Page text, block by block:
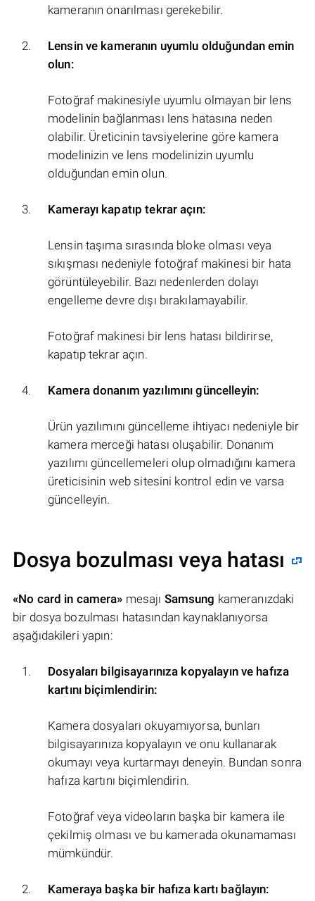
kameranın onarılması gerekebilir.
Lensin ve kameranın uyumlu olduğundan emin
olun:
Fotoğraf makinesiyle uyumlu olmayan bir lens
modelinin bağlanması lens hatasına neden
olabilir. Üreticinin tavsiyelerine göre kamera
modelinizin ve lens modelinizin uyumlu
olduğundan emin olun.
Kamerayı kapatıp tekrar açın:
Lensin taşıma sırasında bloke olması veya
sıkışması nedeniyle fotoğraf makinesi bir hata
görüntüleyebilir. Bazı nedenlerden dolayı
engelleme devre dışı bırakılamayabilir.
Fotoğraf makinesi bir lens hatası bildirirse,
kapatıp tekrar açın.
Kamera donanım yazılımını güncelleyin:
Ürün yazılımını güncelleme ihtiyacı nedeniyle bir
kamera merceği hatası oluşabilir. Donanım
yazılımı güncellemeleri olup olmadığını kamera
üreticisinin web sitesini kontrol edin ve varsa
güncelleyin.
Dosya bozulması veya hatası
«No card in camera» mesajı Samsung kameranızdaki
bir dosya bozulması hatasından kaynaklanıyorsa
aşağıdakileri yapın:
Dosyaları bilgisayarınıza kopyalayın ve hafıza
kartını biçimlendirin:
Kamera dosyaları okuyamıyorsa, bunları
bilgisayarınıza kopyalayın ve onu kullanarak
okumayı veya kurtarmayı deneyin. Bundan sonra
hafıza kartını biçimlendirin.
Fotoğraf veya videoların başka bir kamera ile
çekilmiş olması ve bu kamerada okunamaması
mümkündür.
Kameraya başka bir hafıza kartı bağlayın: